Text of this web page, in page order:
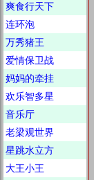
爽食行天下
连环泡
万秀猪王
爱情保卫战
妈妈的牵挂
欢乐智多星
音乐厅
老梁观世界
星跳水立方
大王小王